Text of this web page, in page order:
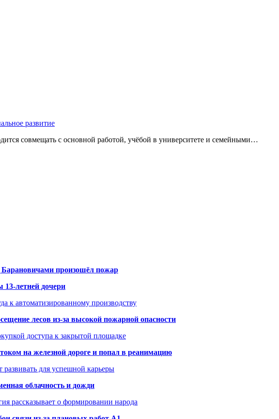
развитие
совмещать с основной работой, учёбой в университете и семейными…
Барановичами произошёл пожар
13-летней дочери
к автоматизированному производству
лесов из-за высокой пожарной опасности
доступа к закрытой площадке
на железной дороге и попал в реанимацию
для успешной карьеры
облачность и дожди
рассказывает о формировании народа